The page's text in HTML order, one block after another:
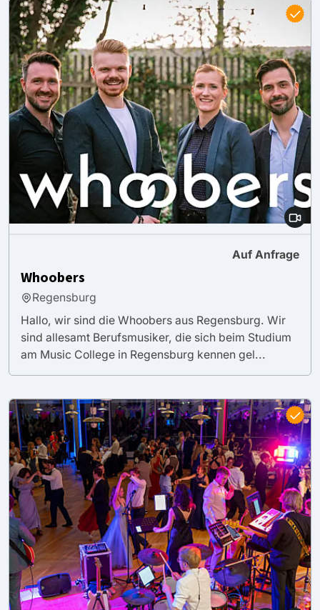
Auf Anfrage
Whoobers
Regensburg
Hallo, wir sind die Whoobers aus Regensburg. Wir
sind allesamt Berufsmusiker, die sich beim Studium
am Music College in Regensburg kennen gel...